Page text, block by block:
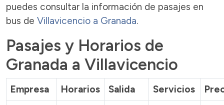
puedes consultar la información de pasajes en
bus de Villavicencio a Granada.
Pasajes y Horarios de
Granada a Villavicencio
Empresa Horarios Salida Servicios